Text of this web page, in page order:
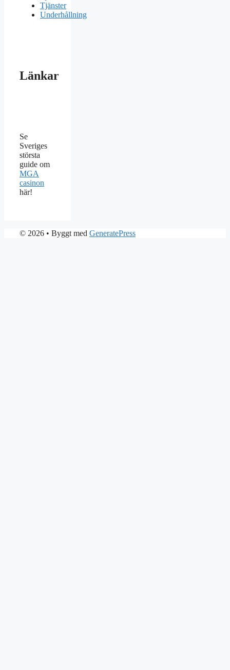
Tjänster
Underhållning
Länkar
Se
Sveriges
största
guide om
MGA
casinon
här!
© 2026 • Byggt med GeneratePress